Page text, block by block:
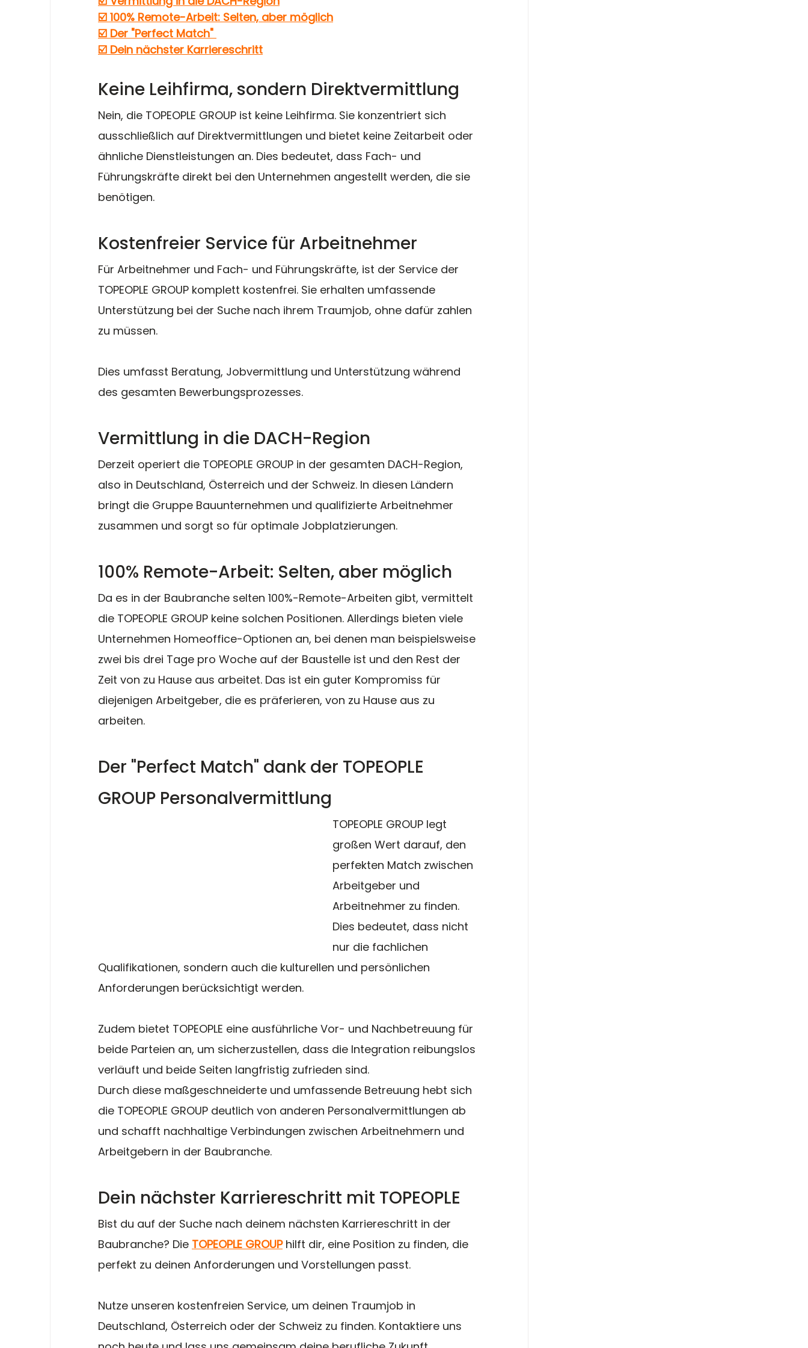
☑️ 100% Remote-Arbeit: Selten, aber möglich
☑️ Der "Perfect Match"
☑️ Dein nächster Karriereschritt
Keine Leihfirma, sondern Direktvermittlung
Nein, die TOPEOPLE GROUP ist keine Leihfirma. Sie konzentriert sich
ausschließlich auf Direktvermittlungen und bietet keine Zeitarbeit oder
ähnliche Dienstleistungen an. Dies bedeutet, dass Fach- und
Führungskräfte direkt bei den Unternehmen angestellt werden, die sie
benötigen.
Kostenfreier Service für Arbeitnehmer
Für Arbeitnehmer und Fach- und Führungskräfte, ist der Service der
TOPEOPLE GROUP komplett kostenfrei. Sie erhalten umfassende
Unterstützung bei der Suche nach ihrem Traumjob, ohne dafür zahlen
zu müssen.
Dies umfasst Beratung, Jobvermittlung und Unterstützung während
des gesamten Bewerbungsprozesses.
Vermittlung in die DACH-Region
Derzeit operiert die TOPEOPLE GROUP in der gesamten DACH-Region,
also in Deutschland, Österreich und der Schweiz. In diesen Ländern
bringt die Gruppe Bauunternehmen und qualifizierte Arbeitnehmer
zusammen und sorgt so für optimale Jobplatzierungen.
100% Remote-Arbeit: Selten, aber möglich
Da es in der Baubranche selten 100%-Remote-Arbeiten gibt, vermittelt
die TOPEOPLE GROUP keine solchen Positionen. Allerdings bieten viele
Unternehmen Homeoffice-Optionen an, bei denen man beispielsweise
zwei bis drei Tage pro Woche auf der Baustelle ist und den Rest der
Zeit von zu Hause aus arbeitet. Das ist ein guter Kompromiss für
diejenigen Arbeitgeber, die es präferieren, von zu Hause aus zu
arbeiten.
Der "Perfect Match" dank der TOPEOPLE
GROUP Personalvermittlung
TOPEOPLE GROUP legt
großen Wert darauf, den
perfekten Match zwischen
Arbeitgeber und
Arbeitnehmer zu finden.
Dies bedeutet, dass nicht
nur die fachlichen
Qualifikationen, sondern auch die kulturellen und persönlichen
Anforderungen berücksichtigt werden.
Zudem bietet TOPEOPLE eine ausführliche Vor- und Nachbetreuung für
beide Parteien an, um sicherzustellen, dass die Integration reibungslos
verläuft und beide Seiten langfristig zufrieden sind.
Durch diese maßgeschneiderte und umfassende Betreuung hebt sich
die TOPEOPLE GROUP deutlich von anderen Personalvermittlungen ab
und schafft nachhaltige Verbindungen zwischen Arbeitnehmern und
Arbeitgebern in der Baubranche.
Dein nächster Karriereschritt mit TOPEOPLE
Bist du auf der Suche nach deinem nächsten Karriereschritt in der
Baubranche? Die TOPEOPLE GROUP hilft dir, eine Position zu finden, die
perfekt zu deinen Anforderungen und Vorstellungen passt.
Nutze unseren kostenfreien Service, um deinen Traumjob in
Deutschland, Österreich oder der Schweiz zu finden. Kontaktiere uns